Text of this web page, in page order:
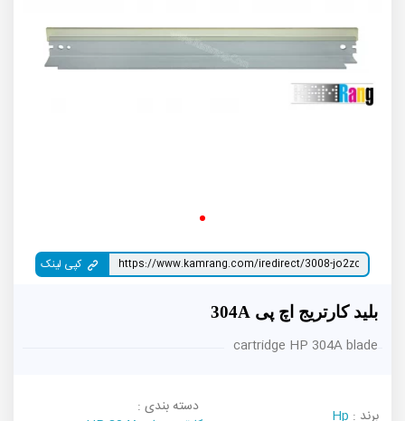
کپی لینک
بلید کارتریج اچ پی 304A
cartridge HP 304A blade
برند : Hp
دسته بندی :